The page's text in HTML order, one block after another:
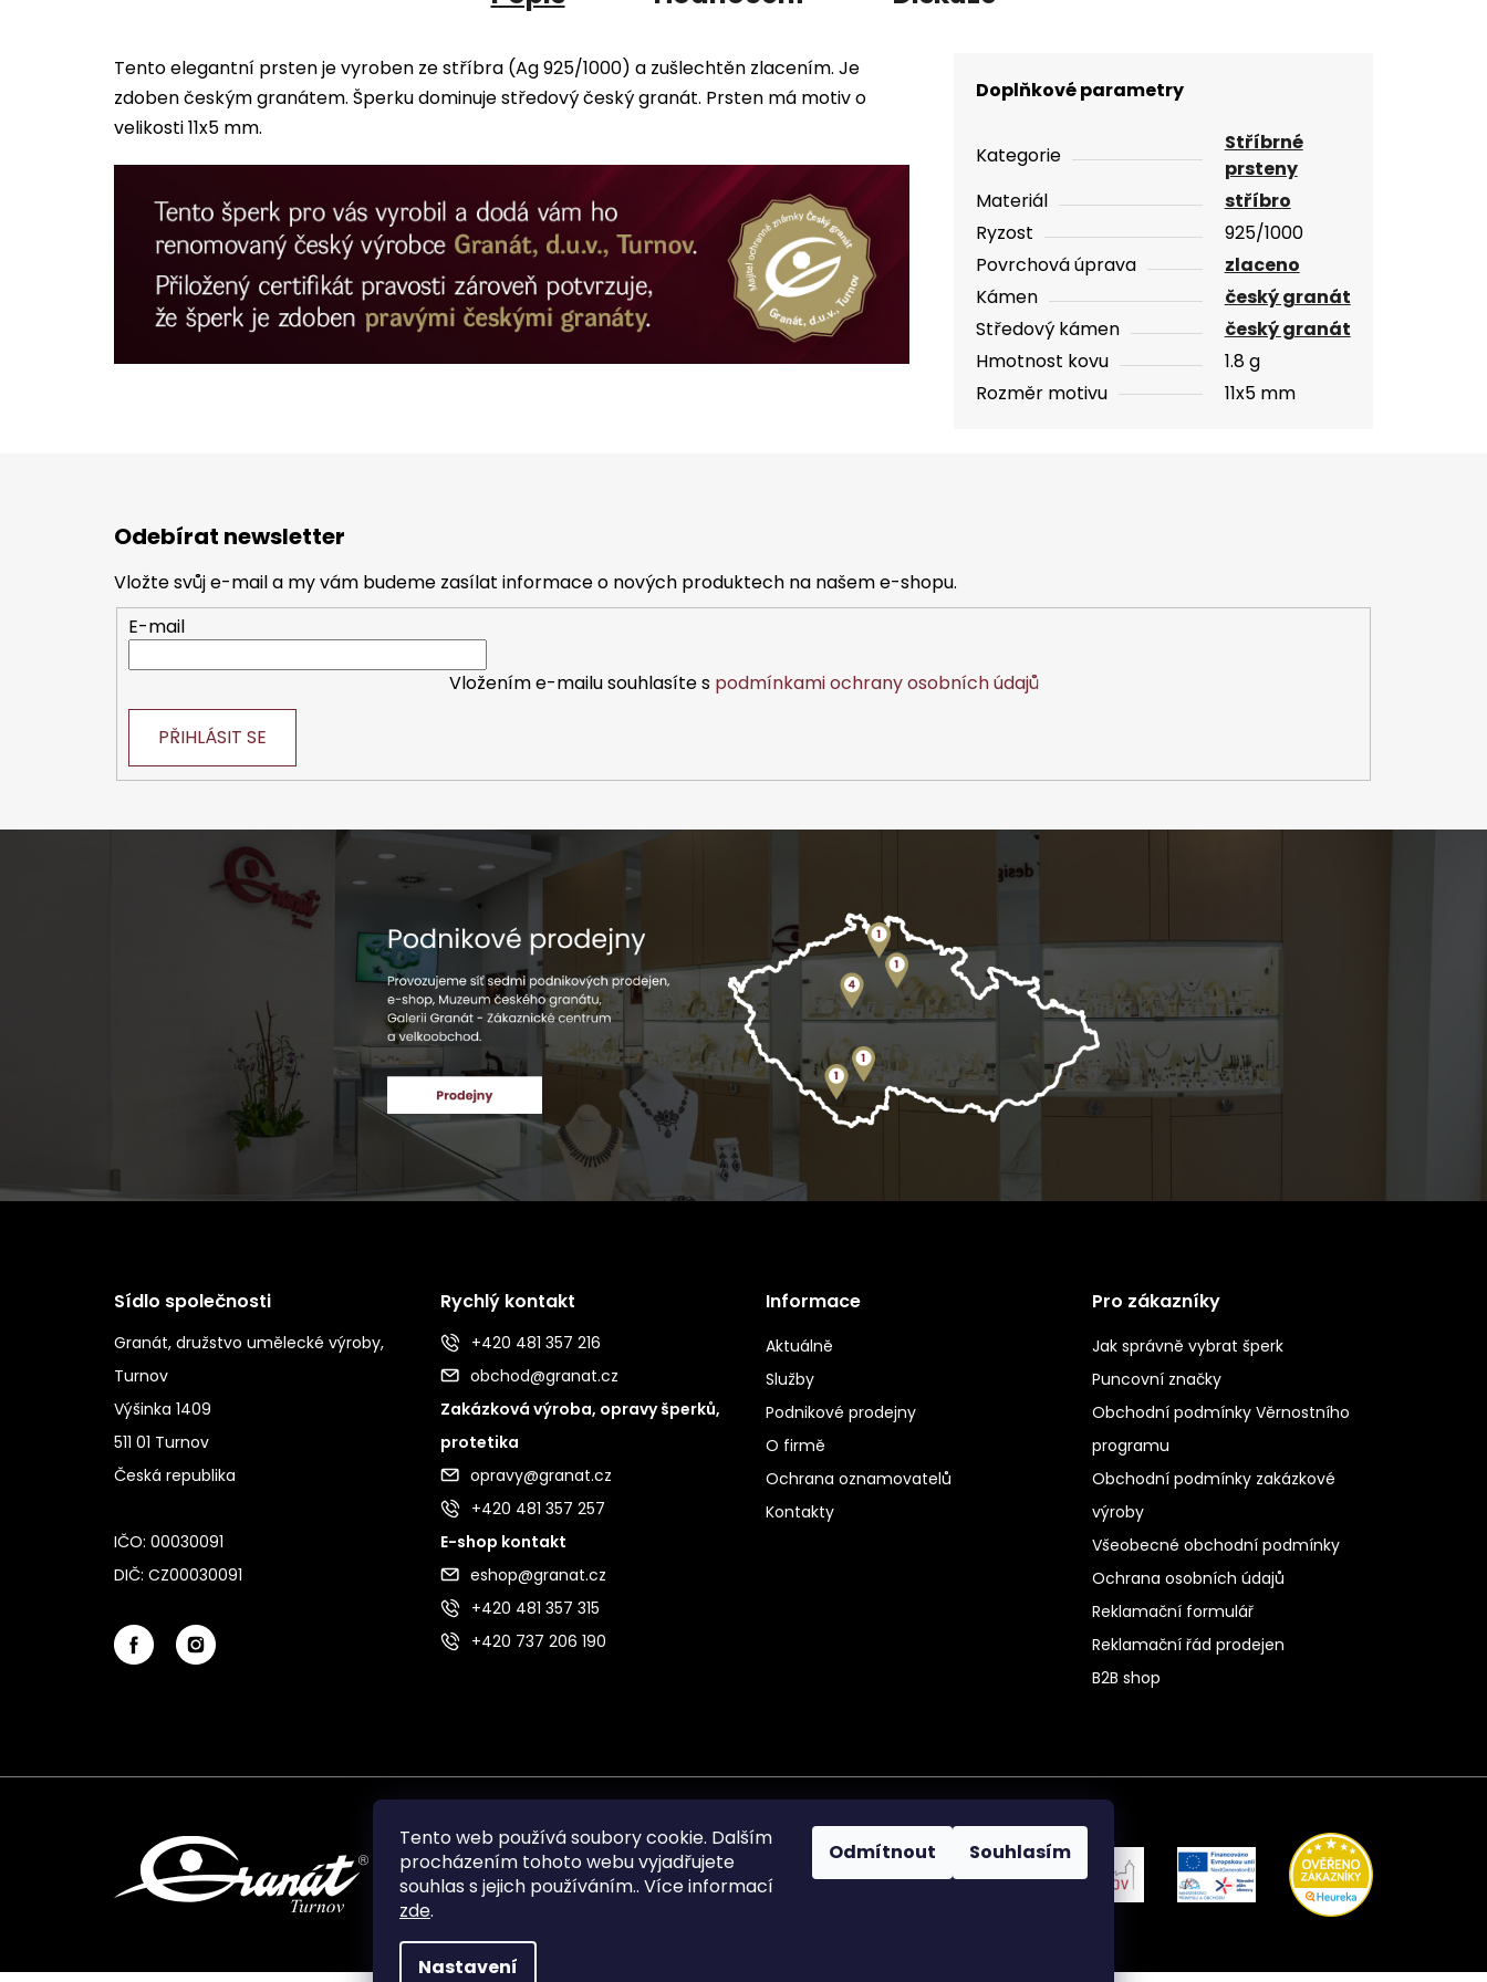
Tento web používá soubory cookie. Dalším
procházením tohoto webu vyjadřujete
souhlas s jejich používáním.. Více informací
zde.
Nastavení
Odmítnout Souhlasím
Tento elegantní prsten je vyroben ze stříbra (Ag 925/1000) a zušlechtěn zlacením. Je
zdoben českým granátem. Šperku dominuje středový český granát. Prsten má motiv o
velikosti 11x5 mm.
Doplňkové parametry
Kategorie
Stříbrné
prsteny
Materiál
stříbro
Ryzost
925/1000
Povrchová úprava
zlaceno
Kámen
český granát
Středový kámen
český granát
Hmotnost kovu
1.8 g
Rozměr motivu
11x5 mm
Odebírat newsletter
Vložte svůj e-mail a my vám budeme zasílat informace o nových produktech na našem e-shopu.
E-mail
Vložením e-mailu souhlasíte s podmínkami ochrany osobních údajů
PŘIHLÁSIT SE
Sídlo společnosti
Granát, družstvo umělecké výroby,
Turnov
Výšinka 1409
511 01 Turnov
Česká republika
IČO: 00030091
DIČ: CZ00030091
Rychlý kontakt
+420 481 357 216
obchod@granat.cz
Zakázková výroba, opravy šperků,
protetika
opravy@granat.cz
+420 481 357 257
E-shop kontakt
eshop@granat.cz
+420 481 357 315
+420 737 206 190
Informace
Aktuálně
Služby
Podnikové prodejny
O firmě
Ochrana oznamovatelů
Kontakty
Pro zákazníky
Jak správně vybrat šperk
Puncovní značky
Obchodní podmínky Věrnostního
programu
Obchodní podmínky zakázkové
výroby
Všeobecné obchodní podmínky
Ochrana osobních údajů
Reklamační formulář
Reklamační řád prodejen
B2B shop